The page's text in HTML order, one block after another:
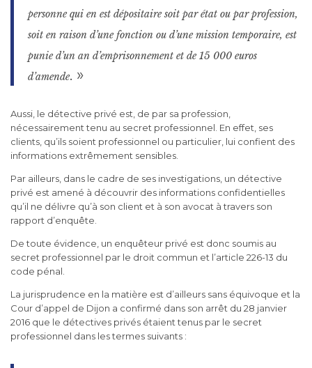
personne qui en est dépositaire soit par état ou par profession,
soit en raison d’une fonction ou d’une mission temporaire, est
punie d’un an d’emprisonnement et de 15 000 euros
d’amende. »
Aussi, le détective privé est, de par sa profession,
nécessairement tenu au secret professionnel. En effet, ses
clients, qu’ils soient professionnel ou particulier, lui confient des
informations extrêmement sensibles.
Par ailleurs, dans le cadre de ses investigations, un détective
privé est amené à découvrir des informations confidentielles
qu’il ne délivre qu’à son client et à son avocat à travers son
rapport d’enquête.
De toute évidence, un enquêteur privé est donc soumis au
secret professionnel par le droit commun et l’article 226-13 du
code pénal.
La jurisprudence en la matière est d’ailleurs sans équivoque et la
Cour d’appel de Dijon a confirmé dans son arrêt du 28 janvier
2016 que le détectives privés étaient tenus par le secret
professionnel dans les termes suivants :